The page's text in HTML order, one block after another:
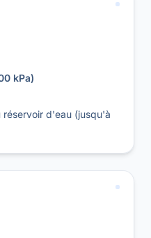
kPa)
d'eau (jusqu'à